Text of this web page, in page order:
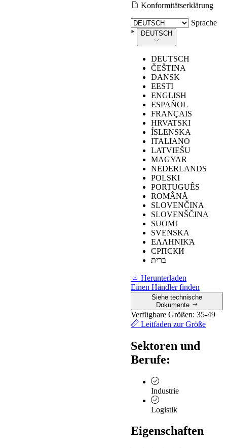
20345:2022 gemessen, wobei die Prüfmethode in EN 13287
U‑POWER
0,30
0,34
des Absatzes von
Ferse hin um 7°
0,42
0,40
Konformitätserklärung
Sprache
*
DEUTSCH
DEUTSCH
ČEŠTINA
DANSK
EESTI
ENGLISH
ESPAÑOL
FRANÇAIS
HRVATSKI
ÍSLENSKA
ITALIANO
LATVIEŠU
MAGYAR
NEDERLANDS
POLSKI
PORTUGUÊS
ROMÂNĂ
SLOVENČINA
SLOVENŠČINA
SUOMI
SVENSKA
ΕΛΛΗΝΙΚΆ
СРПСКИ
ברית
Herunterladen
Einen Händler finden
Siehe technische
Dokumente
Verfügbare Größen:35-49
Leitfaden zur Größe
Sektoren und
Berufe:
Industrie
Logistik
Eigenschaften